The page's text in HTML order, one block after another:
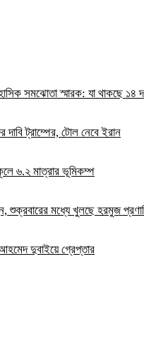
সমঝোতা স্মারক: যা থাকছে ১৪
ট্রাম্পের, টোল নেবে ইরান
৬.২ মাত্রার ভূমিকম্প
শুক্রবারের মধ্যে খুলছে হরমুজ
দুবাইয়ে গ্রেপ্তার